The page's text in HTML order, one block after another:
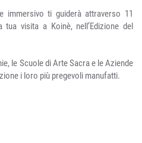
immersivo ti guiderà attraverso 11
visita a Koinè, nell’Edizione del
le Scuole di Arte Sacra e le Aziende
i loro più pregevoli manufatti.